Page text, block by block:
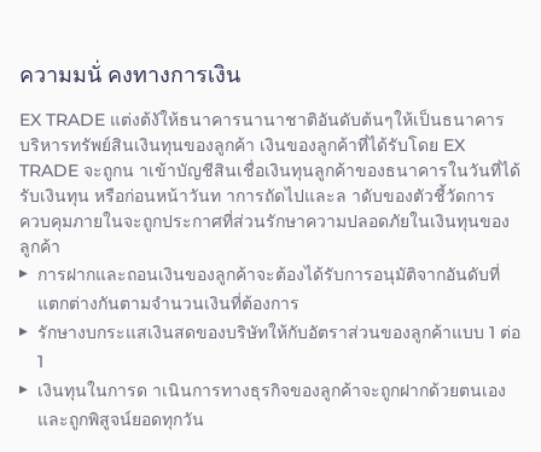
ความมนั่ คงทางการเงิน
EX TRADE แต่งต้งัให้ธนาคารนานาชาติอันดับต้นๆให้เป็นธนาคาร
บริหารทรัพย์สินเงินทุนของลูกค้า เงินของลูกค้าที่ได้รับโดย EX
TRADE จะถูกน าเข้าบัญชีสินเชื่อเงินทุนลูกค้าของธนาคารในวันที่ได้
รับเงินทุน หรือก่อนหน้าวันท าการถัดไปและล าดับของตัวชี้วัดการ
ควบคุมภายในจะถูกประกาศที่ส่วนรักษาความปลอดภัยในเงินทุนของ
ลูกค้า
การฝากและถอนเงินของลูกค้าจะต้องได้รับการอนุมัติจากอันดับที่
แตกต่างกันตามจำนวนเงินที่ต้องการ
รักษางบกระแสเงินสดของบริษัทให้กับอัตราส่วนของลูกค้าแบบ 1 ต่อ
1
เงินทุนในการด าเนินการทางธุรกิจของลูกค้าจะถูกฝากด้วยตนเอง
และถูกพิสูจน์ยอดทุกวัน